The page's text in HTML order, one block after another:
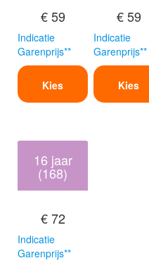
€ 59
Indicatie
Garenprijs**
Kies
€ 59
Indicatie
Garenprijs**
Kies
16 jaar
(168)
€ 72
Indicatie
Garenprijs**